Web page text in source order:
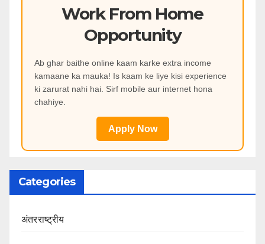
Work From Home
Opportunity
Ab ghar baithe online kaam karke extra income
kamaane ka mauka! Is kaam ke liye kisi experience
ki zarurat nahi hai. Sirf mobile aur internet hona
chahiye.
Apply Now
Categories
अंतरराष्ट्रीय